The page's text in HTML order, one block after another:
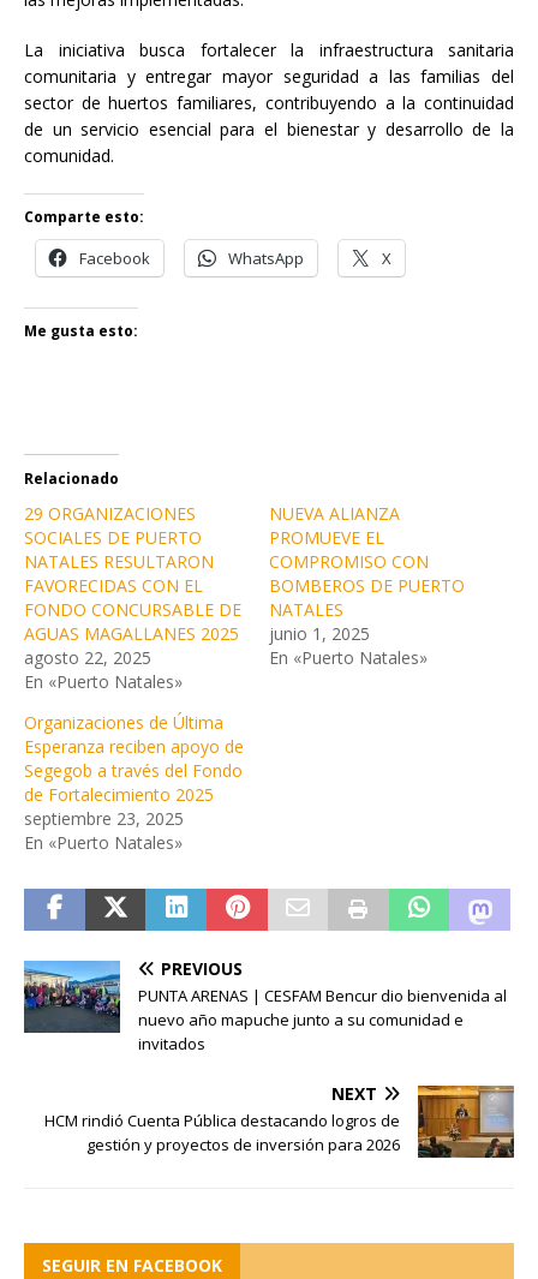
La iniciativa busca fortalecer la infraestructura sanitaria
comunitaria y entregar mayor seguridad a las familias del
sector de huertos familiares, contribuyendo a la continuidad
de un servicio esencial para el bienestar y desarrollo de la
comunidad.
Comparte esto:
Facebook WhatsApp X
Me gusta esto:
Relacionado
29 ORGANIZACIONES
SOCIALES DE PUERTO
NATALES RESULTARON
FAVORECIDAS CON EL
FONDO CONCURSABLE DE
AGUAS MAGALLANES 2025
agosto 22, 2025
En «Puerto Natales»
NUEVA ALIANZA
PROMUEVE EL
COMPROMISO CON
BOMBEROS DE PUERTO
NATALES
junio 1, 2025
En «Puerto Natales»
Organizaciones de Última
Esperanza reciben apoyo de
Segegob a través del Fondo
de Fortalecimiento 2025
septiembre 23, 2025
En «Puerto Natales»
PREVIOUS
PUNTA ARENAS | CESFAM Bencur dio bienvenida al
nuevo año mapuche junto a su comunidad e
invitados
NEXT
HCM rindió Cuenta Pública destacando logros de
gestión y proyectos de inversión para 2026
SEGUIR EN FACEBOOK